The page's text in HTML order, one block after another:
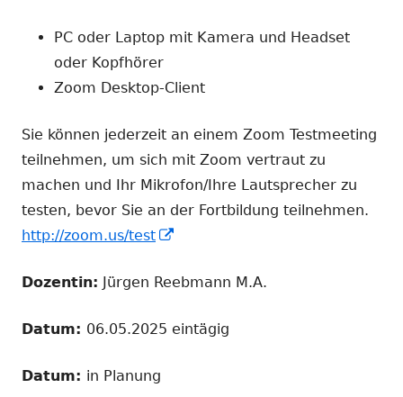
PC oder Laptop mit Kamera und Headset
oder Kopfhörer
Zoom Desktop-Client
Sie können jederzeit an einem Zoom Testmeeting
teilnehmen, um sich mit Zoom vertraut zu
machen und Ihr Mikrofon/Ihre Lautsprecher zu
testen, bevor Sie an der Fortbildung teilnehmen.
http://zoom.us/test
Fenster
Dozentin: Jürgen Reebmann M.A.
Datum: 06.05.2025 eintägig
Datum: in Planung